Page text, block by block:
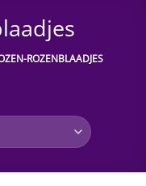
ROZENBLAADJES